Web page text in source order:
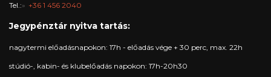
Tel.: +36 1 456 2040
Jegypénztár nyitva tartás:
nagytermi előadásnapokon: 17h - előadás vége + 30 perc, max. 22h
stúdió-, kabin- és klubelőadás napokon: 17h-20h30